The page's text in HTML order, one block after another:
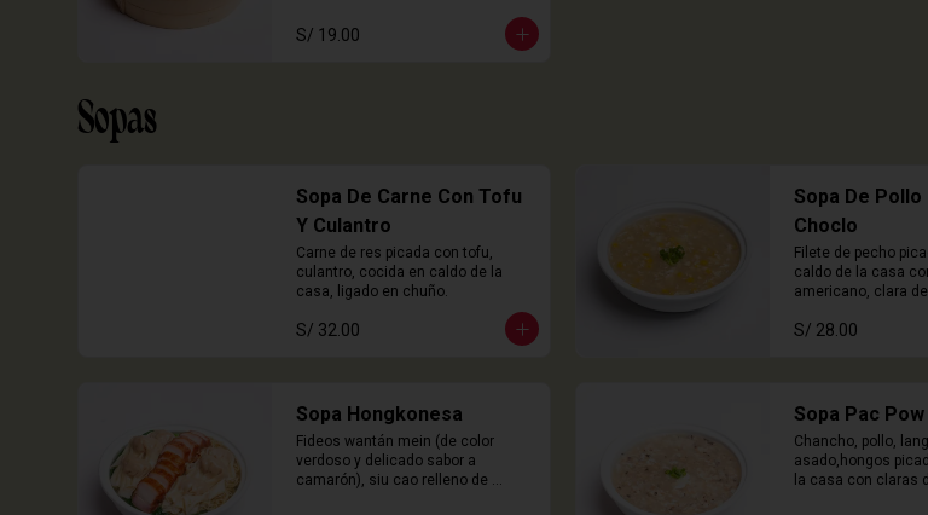
S/ 19.00
Sopas
Sopa De Carne Con Tofu
Y Culantro
Carne de res picada con tofu,
culantro, cocida en caldo de la
casa, ligado en chuño.
S/ 32.00
Sopa De Pollo
Choclo
Filete de pecho
caldo de la casa
americano, clara
S/ 28.00
Sopa Hongkonesa
Fideos wantán mein (de color
verdoso y delicado sabor a
camarón), siu cao relleno de
Sopa Pac Pow
Chancho, pollo,
asado,hongos
la casa con claras